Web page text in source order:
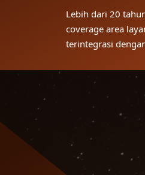
Lebih dari 20
coverage area
terintegrasi